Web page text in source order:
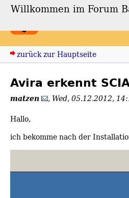
Forum
zurück zur Hauptseite
Avira erkennt
matzen , Wed, 05.12.2012,
Hallo,
ich bekomme nach der
Willkommen im Forum